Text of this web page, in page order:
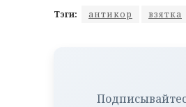
Тэги: антикор взятка